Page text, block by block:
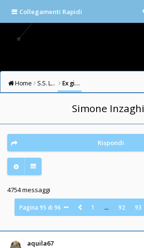
Collegamenti Rapidi
Home S.S. LAZIO FORUM Ex giocatori della Lazio
Simone Inzaghi
Rispondi
4754 messaggi
Pagina95 di96 1 … 92 93
aquila67